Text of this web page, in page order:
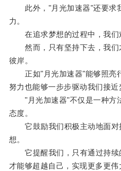
此外，"月光加速器"还要求
力。
在追求梦想的过程中，我们
然而，只有坚持下去，我们
彼岸。
正如"月光加速器"能够照亮
努力也能够一步步驱动我们接近
"月光加速器"不仅是一种方
态度。
它鼓励我们积极主动地面对
想。
它提醒我们，只有通过持续
才能够超越自己，实现更多更伟